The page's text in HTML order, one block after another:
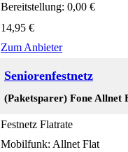
Bereitstellung: 0,00 €
14,95 €
Zum Anbieter
Seniorenfestnetz
(Paketsparer) Fone Allnet
Festnetz Flatrate
Mobilfunk: Allnet Flat